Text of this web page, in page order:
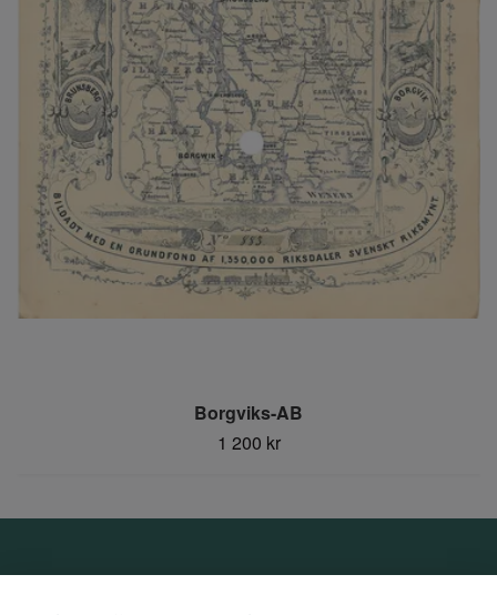
Borgviks-AB
1 200 kr